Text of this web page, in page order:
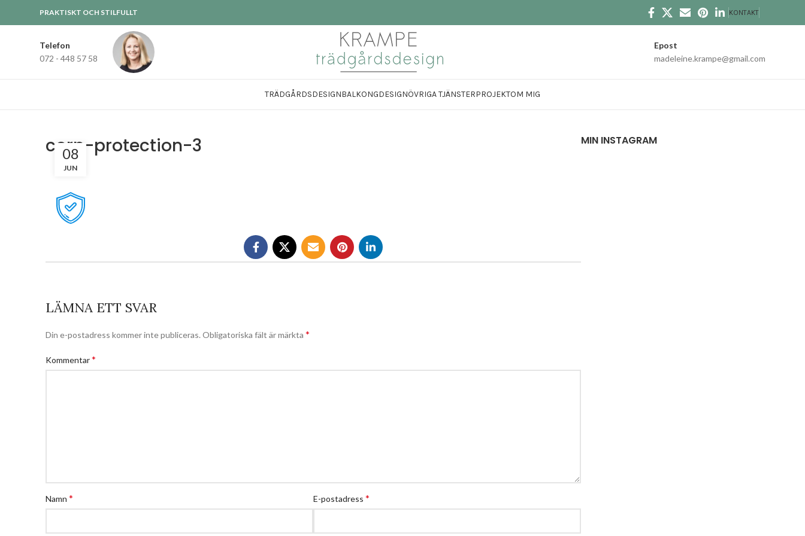
PRAKTISKT OCH STILFULLT KONTAKT
Telefon
072 - 448 57 58
Epost
madeleine.krampe@gmail.com
TRÄDGÅRDSDESIGNBALKONGDESIGNÖVRIGA TJÄNSTERPROJEKTOM MIG
corp-protection-3
08
JUN
LÄMNA ETT SVAR
Din e-postadress kommer inte publiceras. Obligatoriska fält är märkta *
Kommentar*
Namn * E-postadress *
MIN INSTAGRAM